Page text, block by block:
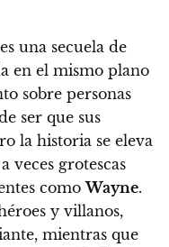
una secuela de
en el mismo plano
sobre personas
ser que sus
la historia se eleva
veces grotescas
comoWayne.
y villanos,
​​mientras que